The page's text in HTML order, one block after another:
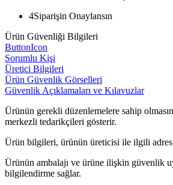
4Siparişin Onaylansın
Ürün Güvenliği Bilgileri
ButtonIcon
Sorumlu Kişi
Üretici Bilgileri
Ürün Güvenlik Görselleri
Güvenlik Açıklamaları ve Kılavuzlar
Ürünün gerekli düzenlemelere sahip
merkezli tedarikçileri gösterir.
Ürün bilgileri, ürünün üreticisi ile ilgili
Ürünün ambalajı ve ürüne ilişkin güvenlik
bilgilendirme sağlar.